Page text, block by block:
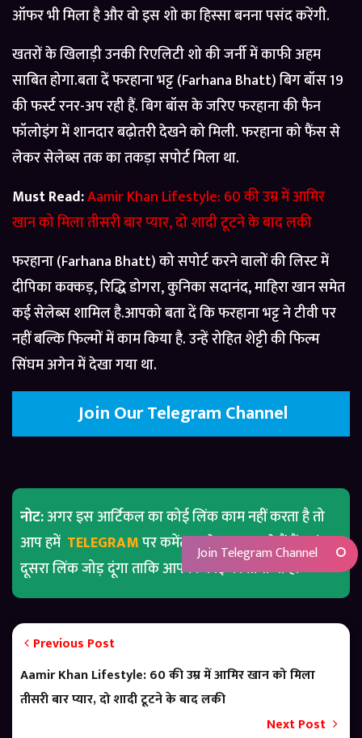
ऑफर भी मिला है और वो इस शो का हिस्सा बनना पसंद करेंगी.
खतरों के खिलाड़ी उनकी रिएलिटी शो की जर्नी में काफी अहम
साबित होगा.बता दें फरहाना भट्ट (Farhana Bhatt) बिग बॉस 19
की फर्स्ट रनर-अप रही हैं. बिग बॉस के जरिए फरहाना की फैन
फॉलोइंग में शानदार बढ़ोतरी देखने को मिली. फरहाना को फैंस से
लेकर सेलेब्स तक का तकड़ा सपोर्ट मिला था.
Must Read:Aamir Khan Lifestyle: 60 की उम्र में आमिर
खान को मिला तीसरी बार प्यार, दो शादी टूटने के बाद लकी
फरहाना (Farhana Bhatt) को सपोर्ट करने वालों की लिस्ट में
दीपिका कक्कड़, रिद्धि डोगरा, कुनिका सदानंद, माहिरा खान समेत
कई सेलेब्स शामिल है.आपको बता दें कि फरहाना भट्ट ने टीवी पर
नहीं बल्कि फिल्मों में काम किया है. उन्हें रोहित शेट्टी की फिल्म
सिंघम अगेन में देखा गया था.
Join Our Telegram Channel
नोट:अगर इस आर्टिकल का कोई लिंक काम नहीं करता है तो
आप हमें TELEGRAMपर कमेंट करके बता सकते हैं मैं वहां
दूसरा लिंक जोड़ दूंगा ताकि आपको कोई परेशानी ना हो
Previous Post
Aamir Khan Lifestyle: 60 की उम्र में आमिर खान को मिला
तीसरी बार प्यार, दो शादी टूटने के बाद लकी
Next Post
Join Telegram Channel